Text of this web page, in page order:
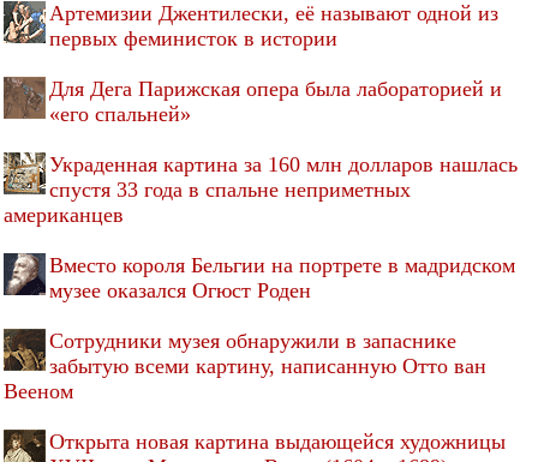
Артемизии Джентилески, её называют одной из
первых феминисток в истории
Для Дега Парижская опера была лабораторией и
«его спальней»
Украденная картина за 160 млн долларов нашлась
спустя 33 года в спальне неприметных
американцев
Вместо короля Бельгии на портрете в мадридском
музее оказался Огюст Роден
Cотрудники музея обнаружили в запаснике
забытую всеми картину, написанную Отто ван
Вееном
Открыта новая картина выдающейся художницы